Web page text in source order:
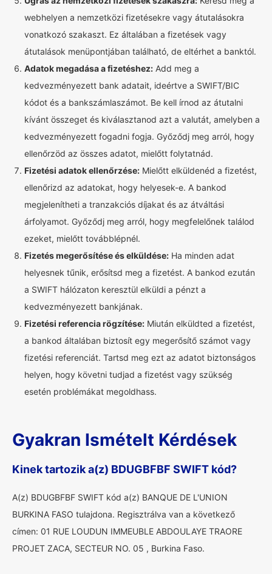
webhelyen a nemzetközi fizetésekre vagy átutalásokra
vonatkozó szakaszt. Ez általában a fizetések vagy
átutalások menüpontjában található, de eltérhet a banktól.
Adatok megadása a fizetéshez: Add meg a
kedvezményezett bank adatait, ideértve a SWIFT/BIC
kódot és a bankszámlaszámot. Be kell írnod az átutalni
kívánt összeget és kiválasztanod azt a valutát, amelyben a
kedvezményezett fogadni fogja. Győződj meg arról, hogy
ellenőrzöd az összes adatot, mielőtt folytatnád.
Fizetési adatok ellenőrzése: Mielőtt elküldenéd a fizetést,
ellenőrizd az adatokat, hogy helyesek-e. A bankod
megjelenítheti a tranzakciós díjakat és az átváltási
árfolyamot. Győződj meg arról, hogy megfelelőnek találod
ezeket, mielőtt továbblépnél.
Fizetés megerősítése és elküldése: Ha minden adat
helyesnek tűnik, erősítsd meg a fizetést. A bankod ezután
a SWIFT hálózaton keresztül elküldi a pénzt a
kedvezményezett bankjának.
Fizetési referencia rögzítése: Miután elküldted a fizetést,
a bankod általában biztosít egy megerősítő számot vagy
fizetési referenciát. Tartsd meg ezt az adatot biztonságos
helyen, hogy követni tudjad a fizetést vagy szükség
esetén problémákat megoldhass.
Gyakran Ismételt Kérdések
Kinek tartozik a(z) BDUGBFBF SWIFT kód?
A(z) BDUGBFBF SWIFT kód a(z) BANQUE DE L'UNION
BURKINA FASO tulajdona. Regisztrálva van a következő
címen: 01 RUE LOUDUN IMMEUBLE ABDOULAYE TRAORE
PROJET ZACA, SECTEUR NO. 05 , Burkina Faso.